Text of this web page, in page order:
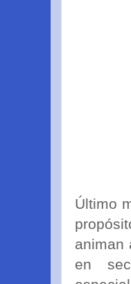
Último
animan
en